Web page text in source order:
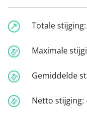
Totale stijging:
Maximale
Gemiddelde
Netto stijging: